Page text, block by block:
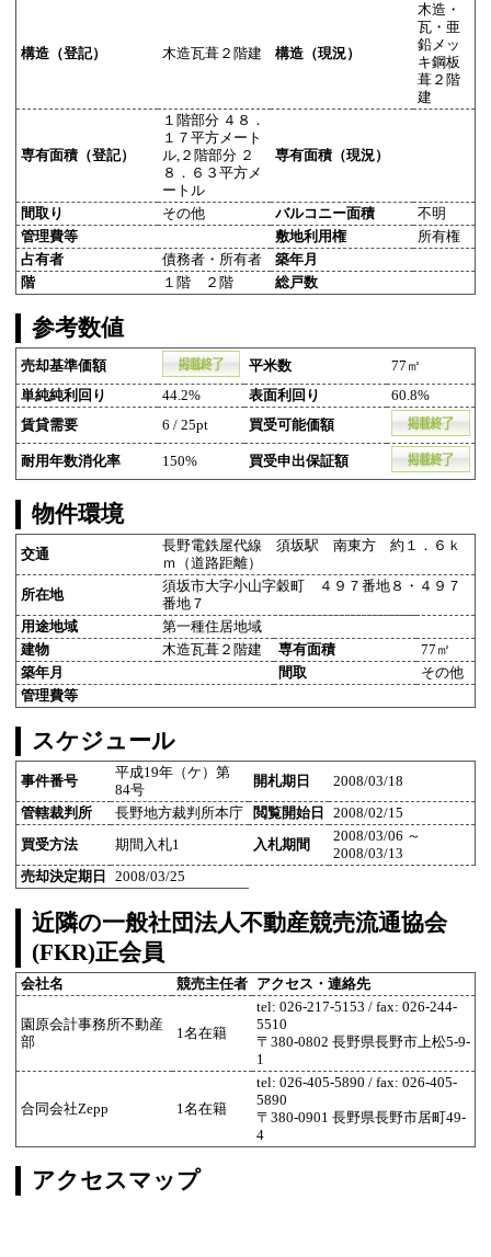
構造（登記） 木造瓦葺２階建 構造（現況）
木造・
瓦・亜
鉛メッ
キ鋼板
葺２階
建
専有面積（登記）
１階部分 ４８．
１７平方メート
ル,２階部分 ２
８．６３平方メ
ートル
専有面積（現況）
間取り その他 バルコニー面積
不明
管理費等
敷地利用権
所有権
占有者
債務者・所有者
築年月
階
１階 ２階 総戸数
参考数値
売却基準価額 平米数
77㎡
単純純利回り
44.2% 表面利回り
60.8%
賃貸需要
6 / 25pt 買受可能価額
耐用年数消化率 150% 買受申出保証額
物件環境
交通
長野電鉄屋代線 須坂駅 南東方 約１．６ｋ
ｍ（道路距離）
所在地
須坂市大字小山字穀町 ４９７番地８・４９７
番地７
用途地域
第一種住居地域
建物
木造瓦葺２階建 専有面積
77㎡
築年月
間取
その他
管理費等
スケジュール
事件番号
平成19年（ケ）第
84号
開札期日 2008/03/18
管轄裁判所 長野地方裁判所本庁 閲覧開始日 2008/02/15
買受方法 期間入札1 入札期間
2008/03/06 ～
2008/03/13
売却決定期日
2008/03/25
近隣の一般社団法人不動産競売流通協会
(FKR)正会員
会社名 競売主任者 アクセス・連絡先
園原会計事務所不動産
部
1名在籍
tel: 026-217-5153 / fax: 026-244-
5510
〒380-0802 長野県長野市上松5-9-
1
合同会社Zepp 1名在籍
tel: 026-405-5890 / fax: 026-405-
5890
〒380-0901 長野県長野市居町49-
4
アクセスマップ